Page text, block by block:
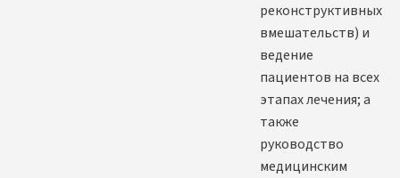
реконструктивных
вмешательств) и
ведение
пациентов на всех
этапах лечения; а
также
руководство
медицинским